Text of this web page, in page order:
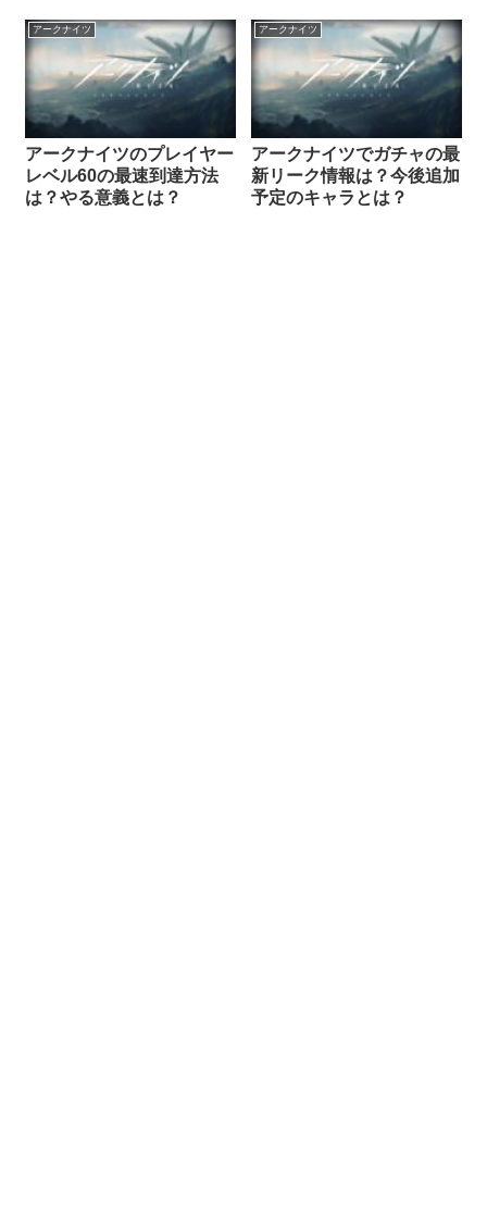
アークナイツ
アークナイツのプレイヤー
レベル60の最速到達方法
は？やる意義とは？
アークナイツ
アークナイツでガチャの最
新リーク情報は？今後追加
予定のキャラとは？